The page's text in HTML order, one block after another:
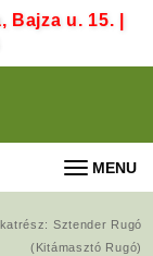
Bajza u. 15. |
MENU
Sztender Rugó
(Kitámasztó Rugó)